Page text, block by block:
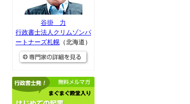
谷掛 力
行政書士法人クリムゾンパ
ートナーズ札幌 （北海道）